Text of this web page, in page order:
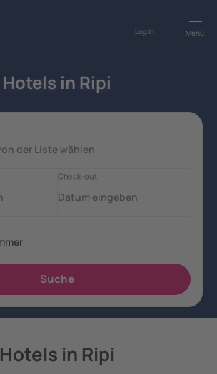
Menü
Log in
Hotels in Ripi
Hotels in Ripi